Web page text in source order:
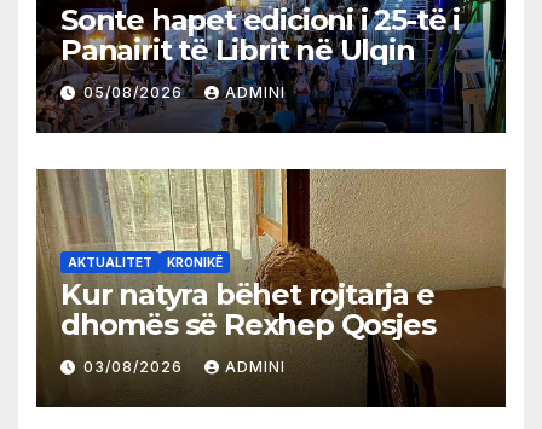
Sonte hapet edicioni i 25-të i
Panairit të Librit në Ulqin
05/08/2026 ADMINI
AKTUALITET KRONIKË
Kur natyra bëhet rojtarja e
dhomës së Rexhep Qosjes
03/08/2026 ADMINI